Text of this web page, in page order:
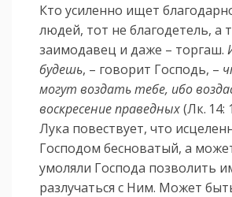
Кто усиленно ищет
людей, тот не благодетель, а
заимодавец и даже – торгаш.
будешь, – говорит Господь, –
могут воздать тебе, ибо
воскресение праведных(Лк. 14:
Лука повествует, что
Господом бесноватый, а
умоляли Господа позволить
разлучаться с Ним. Может